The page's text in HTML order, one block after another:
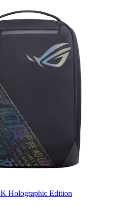
Holographic Edition